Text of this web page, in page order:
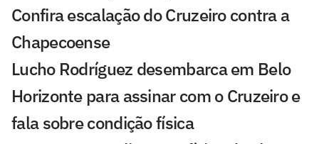
Confira escalação do Cruzeiro contra a
Chapecoense
Lucho Rodríguez desembarca em Belo
Horizonte para assinar com o Cruzeiro e
fala sobre condição física